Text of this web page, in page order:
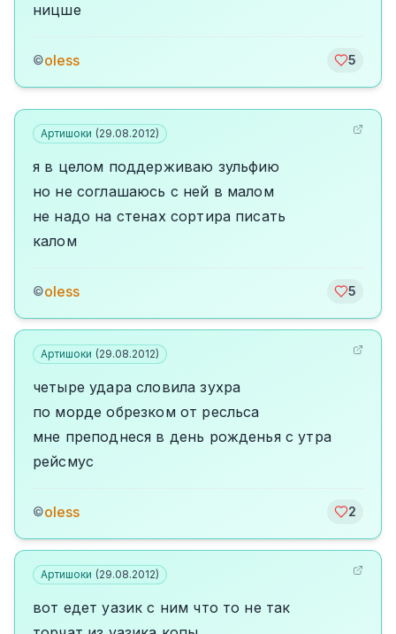
ницше
©oless 5
Артишоки (29.08.2012)
я в целом поддерживаю зульфию
но не соглашаюсь с ней в малом
не надо на стенах сортира писать
калом
©oless 5
Артишоки (29.08.2012)
четыре удара словила зухра
по морде обрезком от ресльса
мне преподнеся в день рожденья с утра
рейсмус
©oless 2
Артишоки (29.08.2012)
вот едет уазик с ним что то не так